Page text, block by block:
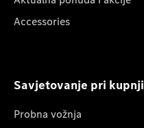
Accessories
Savjetovanje pri kupnji
Probna vožnja